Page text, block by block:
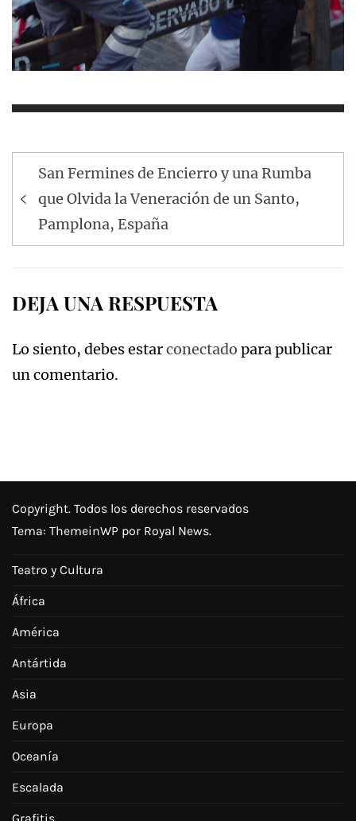
Navegación
de
entradas
San Fermines de Encierro y una Rumba
que Olvida la Veneración de un Santo,
Pamplona, España
DEJA UNA RESPUESTA
Lo siento, debes estarconectado para publicar
un comentario.
Copyright. Todos los derechos reservados
Tema: ThemeinWP por Royal News.
Teatro y Cultura
África
América
Antártida
Asia
Europa
Oceanía
Escalada